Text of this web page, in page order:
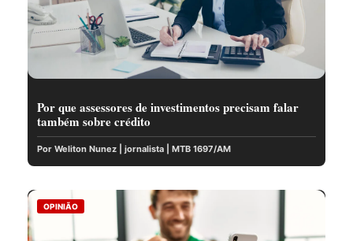
Por que assessores de investimentos precisam falar
também sobre crédito
Por Weliton Nunez | jornalista | MTB 1697/AM
OPINIÃO